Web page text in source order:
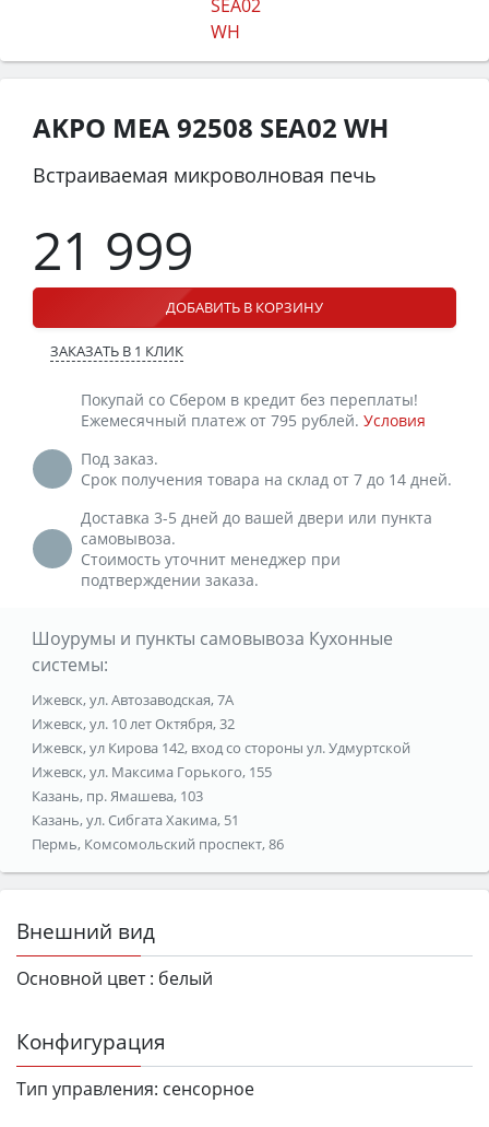
AKPO MEA 92508 SEA02 WH
Встраиваемая микроволновая печь
21 999
ДОБАВИТЬ В КОРЗИНУ
ЗАКАЗАТЬ В 1 КЛИК
Покупай со Сбером в кредит без переплаты!
Ежемесячный платеж от 795 рублей. Условия
Под заказ.
Срок получения товара на склад от 7 до 14 дней.
Доставка 3-5 дней до вашей двери или пункта
самовывоза.
Стоимость уточнит менеджер при
подтверждении заказа.
Шоурумы и пункты самовывоза Кухонные
системы:
Ижевск, ул. Автозаводская, 7А
Ижевск, ул. 10 лет Октября, 32
Ижевск, ул Кирова 142, вход со стороны ул. Удмуртской
Ижевск, ул. Максима Горького, 155
Казань, пр. Ямашева, 103
Казань, ул. Сибгата Хакима, 51
Пермь, Комсомольский проспект, 86
Внешний вид
Основной цвет : белый
Конфигурация
Тип управления: сенсорное